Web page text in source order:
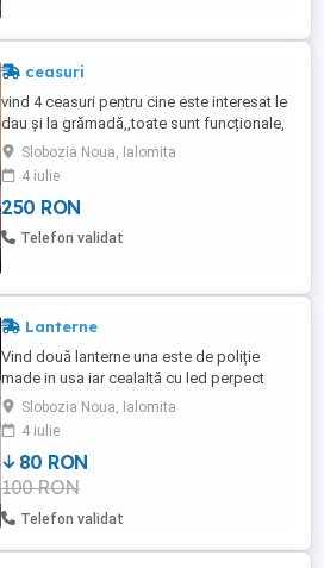
ceasuri
vind 4 ceasuri pentru cine este interesat le
dau și la grămadă,,toate sunt funcționale,
fără defecte
Slobozia Noua, Ialomita
4 iulie
250 RON
Telefon validat
Lanterne
Vind două lanterne una este de poliție
made in usa iar cealaltă cu led perpect
funcționale
Slobozia Noua, Ialomita
4 iulie
80 RON
100 RON
Telefon validat